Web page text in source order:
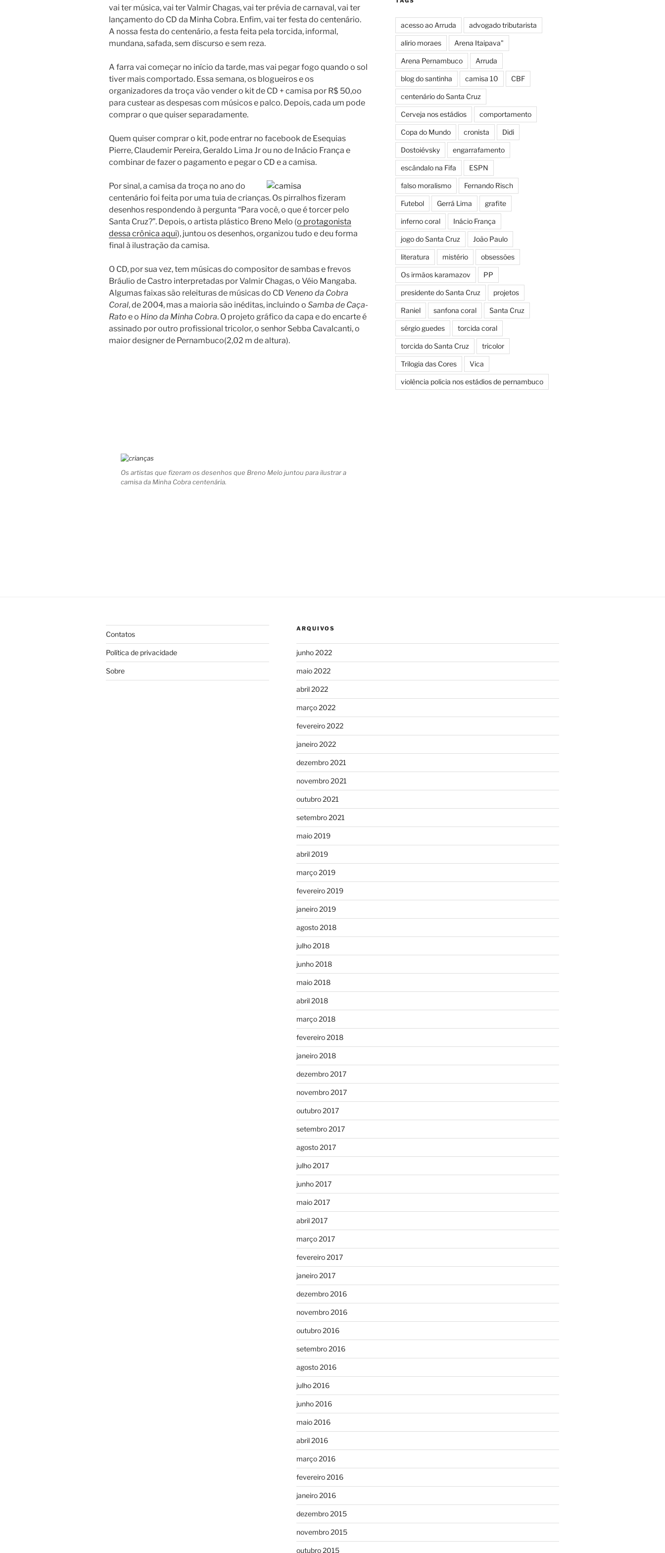
vai ter música, vai ter Valmir Chagas, vai ter prévia de carnaval, vai ter
lançamento do CD da Minha Cobra. Enfim, vai ter festa do centenário.
A nossa festa do centenário, a festa feita pela torcida, informal,
mundana, safada, sem discurso e sem reza.
A farra vai começar no início da tarde, mas vai pegar fogo quando o sol
tiver mais comportado. Essa semana, os blogueiros e os
organizadores da troça vão vender o kit de CD + camisa por R$ 50,oo
para custear as despesas com músicos e palco. Depois, cada um pode
comprar o que quiser separadamente.
Quem quiser comprar o kit, pode entrar no facebook de Esequias
Pierre, Claudemir Pereira, Geraldo Lima Jr ou no de Inácio França e
combinar de fazer o pagamento e pegar o CD e a camisa.
Por sinal, a camisa da troça no ano do
centenário foi feita por uma tuia de crianças. Os pirralhos fizeram
desenhos respondendo à pergunta “Para você, o que é torcer pelo
Santa Cruz?”. Depois, o artista plástico Breno Melo (o protagonista
dessa crônica aqui), juntou os desenhos, organizou tudo e deu forma
final à ilustração da camisa.
O CD, por sua vez, tem músicas do compositor de sambas e frevos
Bráulio de Castro interpretadas por Valmir Chagas, o Véio Mangaba.
Algumas faixas são releituras de músicas do CD Veneno da Cobra
Coral, de 2004, mas a maioria são inéditas, incluindo o Samba de Caça-
Rato e o Hino da Minha Cobra. O projeto gráfico da capa e do encarte é
assinado por outro profissional tricolor, o senhor Sebba Cavalcanti, o
maior designer de Pernambuco(2,02 m de altura).
Os artistas que fizeram os desenhos que Breno Melo juntou para ilustrar a
camisa da Minha Cobra centenária.
acesso ao Arruda advogado tributarista
alirio moraes Arena Itaipava"
Arena Pernambuco Arruda
blog do santinha camisa 10 CBF
centenário do Santa Cruz
Cerveja nos estádios comportamento
Copa do Mundo cronista Didi
Dostoiévsky engarrafamento
escândalo na Fifa ESPN
falso moralismo Fernando Risch
Futebol Gerrá Lima grafite
inferno coral Inácio França
jogo do Santa Cruz João Paulo
literatura mistério obsessões
Os irmãos karamazov PP
presidente do Santa Cruz projetos
Raniel sanfona coral Santa Cruz
sérgio guedes torcida coral
torcida do Santa Cruz tricolor
Trilogia das Cores Vica
violência policia nos estádios de pernambuco
Contatos
Política de privacidade
Sobre
ARQUIVOS
junho 2022
maio 2022
abril 2022
março 2022
fevereiro 2022
janeiro 2022
dezembro 2021
novembro 2021
outubro 2021
setembro 2021
maio 2019
abril 2019
março 2019
fevereiro 2019
janeiro 2019
agosto 2018
julho 2018
junho 2018
maio 2018
abril 2018
março 2018
fevereiro 2018
janeiro 2018
dezembro 2017
novembro 2017
outubro 2017
setembro 2017
agosto 2017
julho 2017
junho 2017
maio 2017
abril 2017
março 2017
fevereiro 2017
janeiro 2017
dezembro 2016
novembro 2016
outubro 2016
setembro 2016
agosto 2016
julho 2016
junho 2016
maio 2016
abril 2016
março 2016
fevereiro 2016
janeiro 2016
dezembro 2015
novembro 2015
outubro 2015